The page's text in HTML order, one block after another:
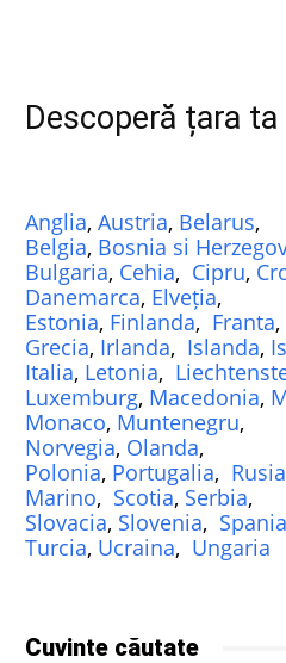
Descoperă țara
Anglia, Austria, Belarus,
Belgia, Bosnia si
Bulgaria, Cehia, Cipru,
Danemarca, Elveția,
Estonia, Finlanda, Franta,
Grecia, Irlanda, Islanda,
Italia, Letonia,
Luxemburg, Macedonia,
Monaco, Muntenegru,
Norvegia, Olanda,
Polonia, Portugalia, Rusia
Marino, Scotia, Serbia,
Slovacia, Slovenia, Spania
Turcia, Ucraina, Ungaria
Cuvinte căutate